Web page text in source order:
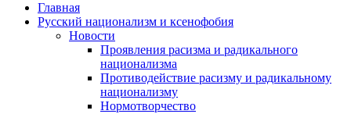
Главная
Русский национализм и ксенофобия
Новости
Проявления расизма и радикального
национализма
Противодействие расизму и радикальному
национализму
Нормотворчество